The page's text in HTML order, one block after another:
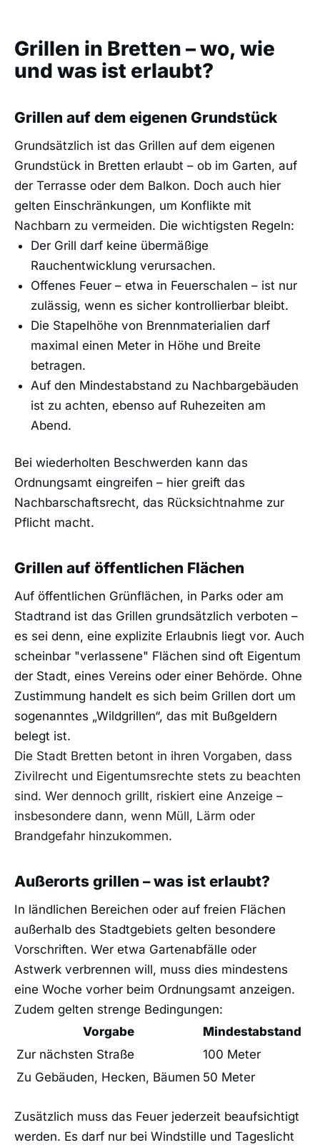
Grillen in Bretten – wo, wie
und was ist erlaubt?
Grillen auf dem eigenen Grundstück
Grundsätzlich ist das Grillen auf dem eigenen
Grundstück in Bretten erlaubt – ob im Garten, auf
der Terrasse oder dem Balkon. Doch auch hier
gelten Einschränkungen, um Konflikte mit
Nachbarn zu vermeiden. Die wichtigsten Regeln:
Der Grill darf keine übermäßige
Rauchentwicklung verursachen.
Offenes Feuer – etwa in Feuerschalen – ist nur
zulässig, wenn es sicher kontrollierbar bleibt.
Die Stapelhöhe von Brennmaterialien darf
maximal einen Meter in Höhe und Breite
betragen.
Auf den Mindestabstand zu Nachbargebäuden
ist zu achten, ebenso auf Ruhezeiten am
Abend.
Bei wiederholten Beschwerden kann das
Ordnungsamt eingreifen – hier greift das
Nachbarschaftsrecht, das Rücksichtnahme zur
Pflicht macht.
Grillen auf öffentlichen Flächen
Auf öffentlichen Grünflächen, in Parks oder am
Stadtrand ist das Grillen grundsätzlich verboten –
es sei denn, eine explizite Erlaubnis liegt vor. Auch
scheinbar "verlassene" Flächen sind oft Eigentum
der Stadt, eines Vereins oder einer Behörde. Ohne
Zustimmung handelt es sich beim Grillen dort um
sogenanntes „Wildgrillen“, das mit Bußgeldern
belegt ist.
Die Stadt Bretten betont in ihren Vorgaben, dass
Zivilrecht und Eigentumsrechte stets zu beachten
sind. Wer dennoch grillt, riskiert eine Anzeige –
insbesondere dann, wenn Müll, Lärm oder
Brandgefahr hinzukommen.
Außerorts grillen – was ist erlaubt?
In ländlichen Bereichen oder auf freien Flächen
außerhalb des Stadtgebiets gelten besondere
Vorschriften. Wer etwa Gartenabfälle oder
Astwerk verbrennen will, muss dies mindestens
eine Woche vorher beim Ordnungsamt anzeigen.
Zudem gelten strenge Bedingungen:
Vorgabe
Mindestabstand
Zur nächsten Straße
100 Meter
Zu Gebäuden, Hecken, Bäumen 50 Meter
Zusätzlich muss das Feuer jederzeit beaufsichtigt
werden. Es darf nur bei Windstille und Tageslicht